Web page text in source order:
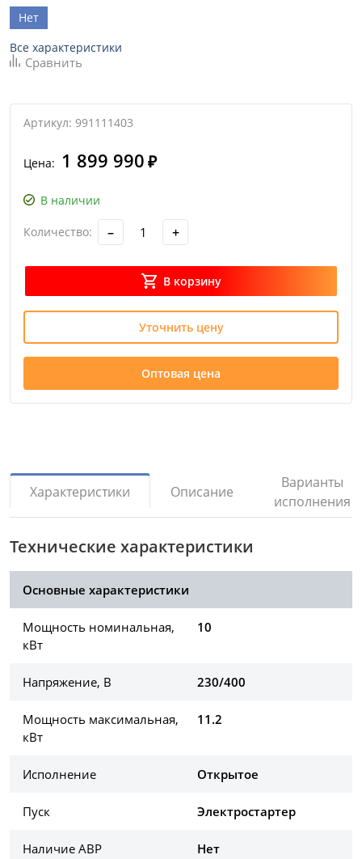
Нет
Все характеристики
Сравнить
Артикул: 991111403
Цена: 1 899 990 ₽
В наличии
Количество: – +
В корзину
Уточнить цену
Оптовая цена
Характеристики Описание
Варианты
исполнения
Технические характеристики
Основные характеристики
Мощность номинальная,
кВт
10
Напряжение, В 230/400
Мощность максимальная,
кВт
11.2
Исполнение Открытое
Пуск Электростартер
Наличие АВР Нет